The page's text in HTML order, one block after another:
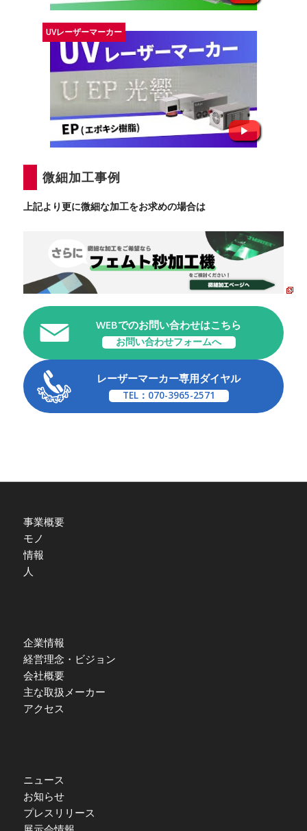
UVレーザーマーカー
微細加工事例
上記より更に微細な加工をお求めの場合は
WEBでのお問い合わせはこちら
お問い合わせフォームへ
レーザーマーカー専用ダイヤル
TEL：070-3965-2571
事業概要
モノ
情報
人
企業情報
経営理念・ビジョン
会社概要
主な取扱メーカー
アクセス
ニュース
お知らせ
プレスリリース